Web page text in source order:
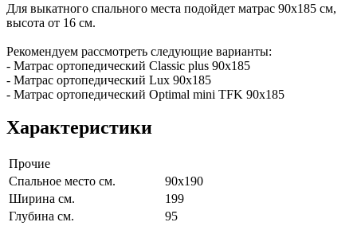
Для выкатного спального места подойдет матрас 90х185 см,
высота от 16 см.
Рекомендуем рассмотреть следующие варианты:
- Матрас ортопедический Classic plus 90х185
- Матрас ортопедический Lux 90х185
- Матрас ортопедический Optimal mini TFK 90х185
Характеристики
Прочие
Спальное место см.
90х190
Ширина см.
199
Глубина см.
95